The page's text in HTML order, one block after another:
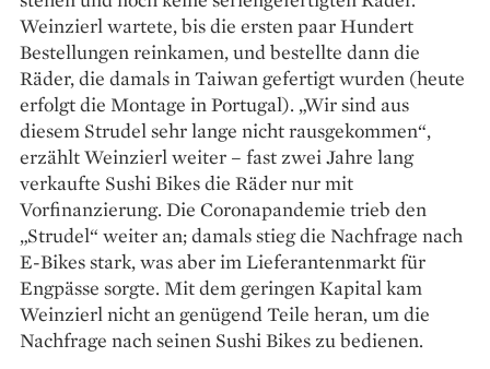
Weinzierl wartete, bis die ersten paar Hundert
Bestellungen rein­kamen, und bestellte dann die
Räder, die ­damals in Taiwan gefertigt wurden (heute
erfolgt die Montage in Portugal). „Wir sind aus
diesem Strudel sehr lange nicht rausgekommen“,
erzählt Weinzierl weiter – fast zwei Jahre lang
verkaufte Sushi Bikes die ­Räder nur mit
Vorfinanzierung. Die Coronapandemie trieb den
„Strudel“ weiter an; damals stieg die Nachfrage nach
E-Bikes stark, was aber im Lieferantenmarkt für
Engpässe sorgte. Mit dem geringen Kapital kam
Weinzierl nicht an genügend Teile heran, um die
Nachfrage nach seinen Sushi Bikes zu bedienen.